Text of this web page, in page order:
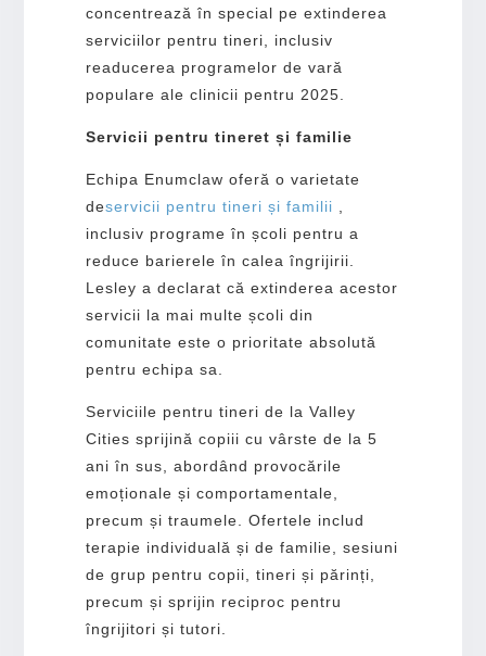
concentrează în special pe extinderea
serviciilor pentru tineri, inclusiv
readucerea programelor de vară
populare ale clinicii pentru 2025.
Servicii pentru tineret și familie
Echipa Enumclaw oferă o varietate
deservicii pentru tineri și familii
inclusiv programe în școli pentru a
reduce barierele în calea îngrijirii.
Lesley a declarat că extinderea acestor
servicii la mai multe școli din
comunitate este o prioritate absolută
pentru echipa sa.
Serviciile pentru tineri de la Valley
Cities sprijină copiii cu vârste de la 5
ani în sus, abordând provocările
emoționale și comportamentale,
precum și traumele. Ofertele includ
terapie individuală și de familie, sesiuni
de grup pentru copii, tineri și părinți,
precum și sprijin reciproc pentru
îngrijitori și tutori.